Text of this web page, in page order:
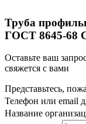
Труба
ГОСТ 8645-68
Оставьте ваш
свяжется с вами
Представьтесь,
Телефон или email
Название